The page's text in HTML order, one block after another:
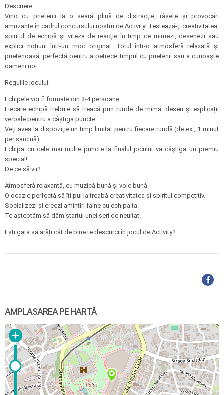
Descriere:
Vino cu prietenii la o seară plină de distracție, râsete și provocări
amuzante în cadrul concursului nostru de Activity! Testează-ți creativitatea,
spiritul de echipă și viteza de reacție în timp ce mimezi, desenezi sau
explici noțiuni într-un mod original. Totul într-o atmosferă relaxată și
prietenoasă, perfectă pentru a petrece timpul cu prietenii sau a cunoaște
oameni noi.
Regulile jocului:
Echipele vor fi formate din 3-4 persoane.
Fiecare echipă trebuie să treacă prin runde de mimă, desen și explicații
verbale pentru a câștiga puncte.
Veți avea la dispoziție un timp limitat pentru fiecare rundă (de ex., 1 minut
per sarcină).
Echipa cu cele mai multe puncte la finalul jocului va câștiga un premiu
special!
De ce să vii?
Atmosferă relaxantă, cu muzică bună și voie bună.
O ocazie perfectă să îți pui la treabă creativitatea și spiritul competitiv.
Socializezi și creezi amintiri faine cu echipa ta.
Te așteptăm să dăm startul unei seri de neuitat!
Ești gata să arăți cât de bine te descurci în jocul de Activity?
AMPLASAREA PE HARTĂ